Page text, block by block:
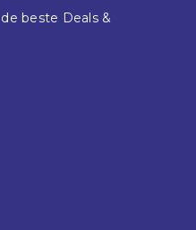
beste Deals &